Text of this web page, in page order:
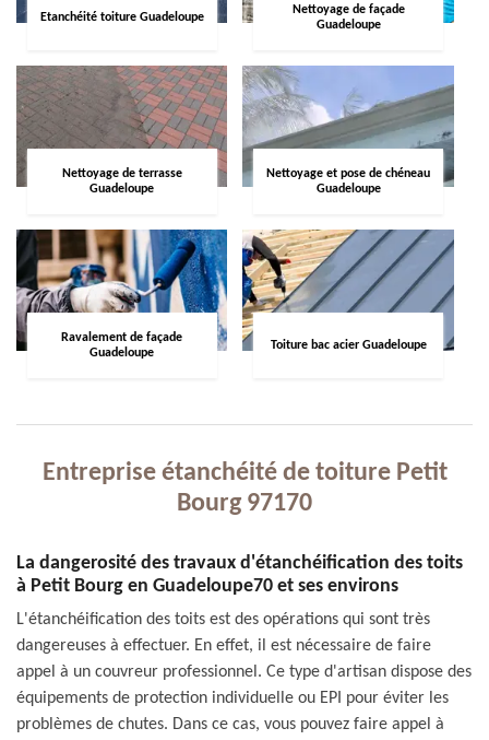
Etanchéité toiture Guadeloupe
Nettoyage de façade
Guadeloupe
Nettoyage de terrasse
Guadeloupe
Nettoyage et pose de chéneau
Guadeloupe
Ravalement de façade
Guadeloupe
Toiture bac acier Guadeloupe
Entreprise étanchéité de toiture Petit
Bourg 97170
La dangerosité des travaux d'étanchéification des toits
à Petit Bourg en Guadeloupe70 et ses environs
L'étanchéification des toits est des opérations qui sont très
dangereuses à effectuer. En effet, il est nécessaire de faire
appel à un couvreur professionnel. Ce type d'artisan dispose des
équipements de protection individuelle ou EPI pour éviter les
problèmes de chutes. Dans ce cas, vous pouvez faire appel à